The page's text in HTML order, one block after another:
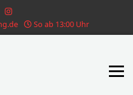
So ab 13:00 Uhr